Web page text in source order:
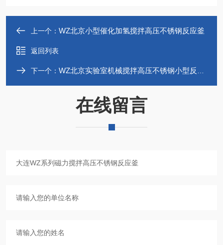
上一个： WZ北京小型催化加氢搅拌高压不锈钢反应釜
返回列表
下一个： WZ北京实验室机械搅拌高压不锈钢小型反应釜
在线留言